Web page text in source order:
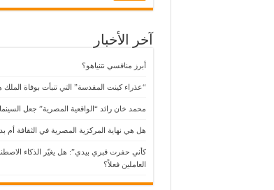
سبايدرمان: يوم جديد”.. من ينقذ
آخر الأخبار
أبرز منافسي نتنياهو؟
“عذراء كينت المقدسة” التي تنبأت بوفاة الملك
محمد خان رائد “الواقعية المصرية” جعل
هل هي نهاية المركزية المصرية في الثقافة أم
كأني حفرت قبري بيدي”: هل يغيّر الذكاء
العاملين فعلاً؟